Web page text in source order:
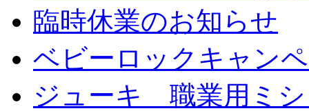
臨時休業のお知らせ
ベビーロックキャン
ジューキ 職業用ミ